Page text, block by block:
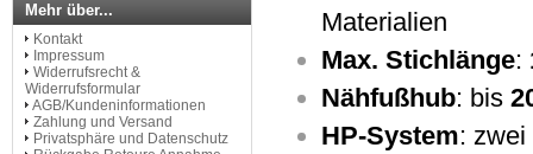
Materialien
Max. Stichlänge:
Nähfußhub: bis
HP-System:
Mehr über...
Kontakt
Impressum
Widerrufsrecht &
Widerrufsformular
AGB/Kundeninformationen
Zahlung und Versand
Privatsphäre und Datenschutz